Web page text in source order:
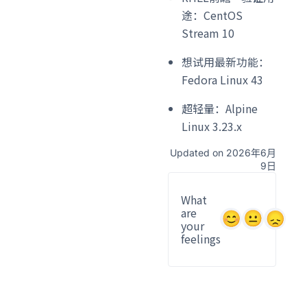
途：CentOS
Stream 10
想试用最新功能：
Fedora Linux 43
超轻量：Alpine
Linux 3.23.x
Updated on 2026年6月
9日
What
are
your
feelings